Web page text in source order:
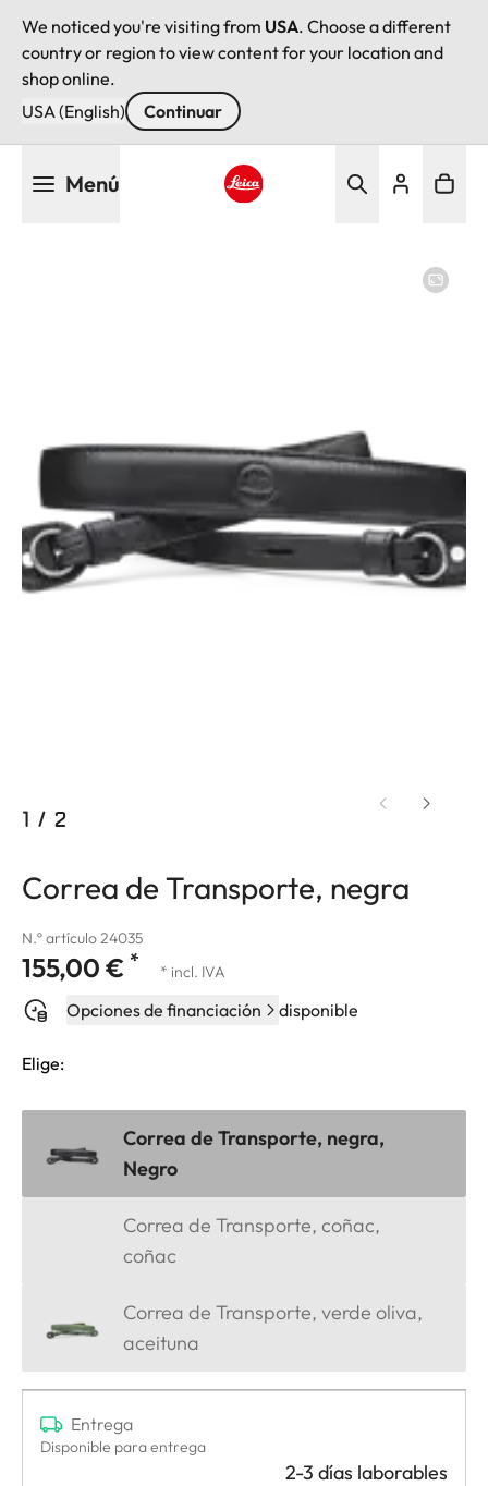
We noticed you're visiting from USA. Choose a different
country or region to view content for your location and
shop online.
USA (English)
Continuar
Menú
1 / 2
Correa de Transporte, negra
N.º artículo 24035
155,00 € * * incl. IVA
Opciones de financiación disponible
Elige:
Correa de Transporte, negra,
Negro
Correa de Transporte, coñac,
coñac
Correa de Transporte, verde oliva,
aceituna
Entrega
Disponible para entrega
2-3 días laborables